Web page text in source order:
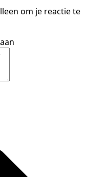
om je reactie te